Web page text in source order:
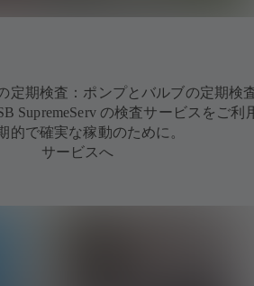
定期検査：ポンプとバルブの定期検
SupremeServ の検査サービスをご利
的で確実な稼動のために。
サービスへ